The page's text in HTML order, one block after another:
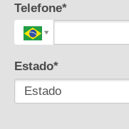
Telefone*
Estado*